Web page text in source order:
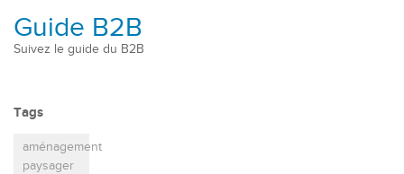
Guide B2B
Suivez le guide du B2B
Tags
aménagement
paysager